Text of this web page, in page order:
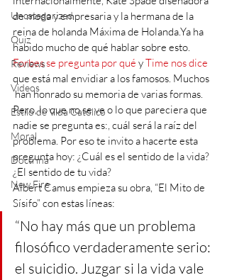
Uncategorized
Quiz
Reviews
Videos
Estilo de Vida Católico
Moral
Doctrina
New Fire
de moda y empresaria y la hermana de la
reina de holanda Máxima de Holanda.Ya ha
habido mucho de qué hablar sobre esto.
Forbes se pregunta por qué y Time nos dice
que está mal envidiar a los famosos. Muchos
han honrado su memoria de varias formas.
Pero, lo que no se ve o lo que pareciera que
nadie se pregunta es:, cuál será la raíz del
problema. Por eso te invito a hacerte esta
pregunta hoy: ¿Cuál es el sentido de la vida?
¿El sentido de tu vida?
Albert Camus empieza su obra, “El Mito de
Sísifo” con estas líneas:
“No hay más que un problema
filosófico verdaderamente serio:
el suicidio. Juzgar si la vida vale